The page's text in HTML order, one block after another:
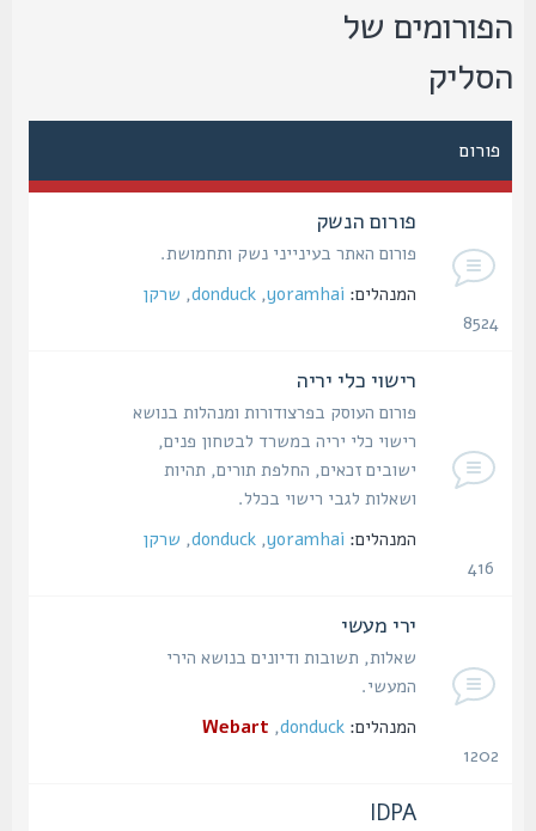
של
פורום
פורום הנשק
פורום האתר בעינייני נשק ותחמושת.
המנהלים: yoramhai
,
donduck
,שרקן
8524
רישוי כלי יריה
פורום העוסק בפרצודורות ומנהלות בנושא
רישוי כלי יריה במשרד לבטחון פנים,
ישובים זכאים, החלפת תורים, תהיות
ושאלות לגבי רישוי בכלל.
המנהלים: yoramhai
,
donduck
,שרקן
ירי מעשי
שאלות, תשובות ודיונים בנושא הירי
המעשי.
המנהלים: donduck
,
Webart
IDPA